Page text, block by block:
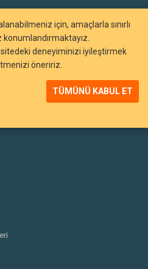
için, amaçlarla sınırlı
deneyiminizi iyileştirmek
öneririz.
TÜMÜNÜ KABUL ET